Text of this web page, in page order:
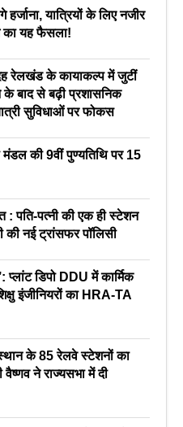
यात्रियों के लिए नजीर
का यह फैसला!
रेलखंड के कायाकल्प में जुटीं
के बाद से बढ़ी प्रशासनिक
सुविधाओं पर फोकस
की 9वीं पुण्यतिथि पर 15
: पति-पत्नी की एक ही स्टेशन
की नई ट्रांसफर पॉलिसी
प्लांट डिपो DDU में कार्मिक
इंजीनियरों का HRA-TA
के 85 रेलवे स्टेशनों का
ने राज्यसभा में दी